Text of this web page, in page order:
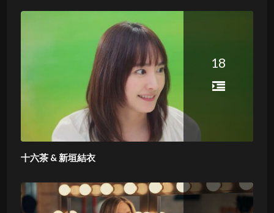
18
十六茶 & 新垣結衣